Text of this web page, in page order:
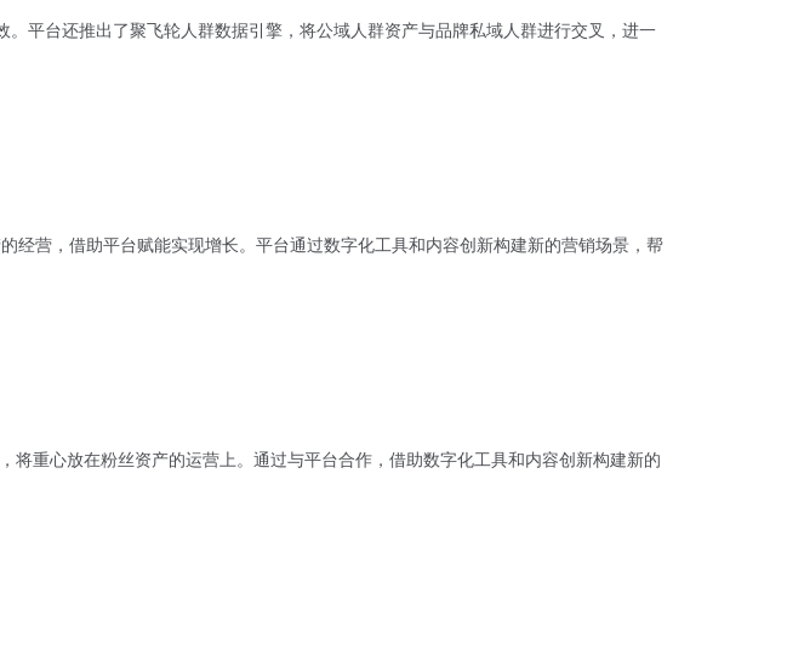
平台还推出了聚飞轮人群数据引擎，将公域人群资产与品牌私域人群进行交叉，进一
营，借助平台赋能实现增长。平台通过数字化工具和内容创新构建新的营销场景，帮
重心放在粉丝资产的运营上。通过与平台合作，借助数字化工具和内容创新构建新的